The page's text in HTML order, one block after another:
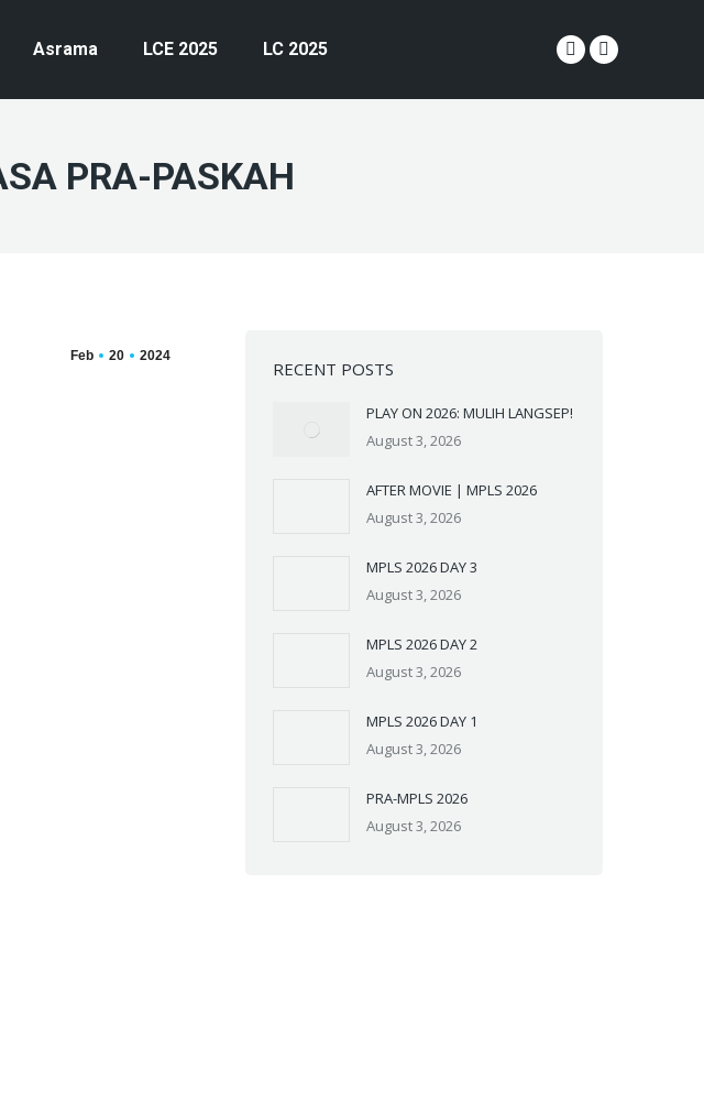
Asrama LCE 2025 LC 2025
YouTubeInstagram
PRA-PASKAH
Feb 20 2024
RECENT POSTS
PLAY ON 2026: MULIH LANGSEP!
August 3, 2026
AFTER MOVIE | MPLS 2026
August 3, 2026
MPLS 2026 DAY 3
August 3, 2026
MPLS 2026 DAY 2
August 3, 2026
MPLS 2026 DAY 1
August 3, 2026
PRA-MPLS 2026
August 3, 2026